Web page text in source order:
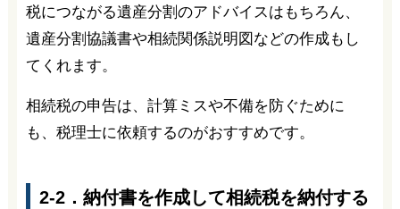
税につながる遺産分割のアドバイスはもちろん、
遺産分割協議書や相続関係説明図などの作成もし
てくれます。
相続税の申告は、計算ミスや不備を防ぐために
も、税理士に依頼するのがおすすめです。
2-2．納付書を作成して相続税を納付する